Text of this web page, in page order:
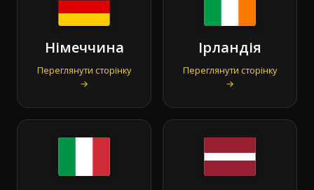
Німеччина
Переглянути сторінку
→
Ірландія
Переглянути сторінку
→